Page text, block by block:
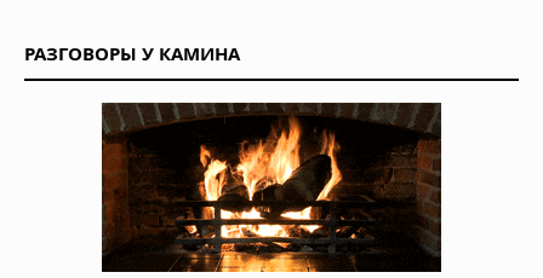
Физики измерили отрицательное
время: фотоны проходят сквозь
атомы быстрее, чем должны
Вчера в 08:00
В песках Хиросимы обнаружен
неизвестный металлический сплав,
созданный атомным взрывом
Вчера в 07:00
РАЗГОВОРЫ У КАМИНА